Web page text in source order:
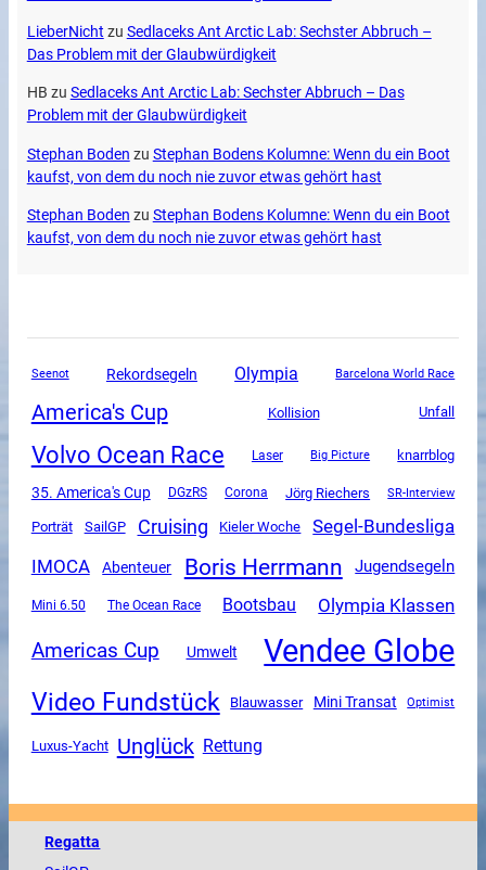
LieberNicht zu Sedlaceks Ant Arctic Lab: Sechster Abbruch –
Das Problem mit der Glaubwürdigkeit
HB zu Sedlaceks Ant Arctic Lab: Sechster Abbruch – Das
Problem mit der Glaubwürdigkeit
Stephan Boden zu Stephan Bodens Kolumne: Wenn du ein Boot
kaufst, von dem du noch nie zuvor etwas gehört hast
Stephan Boden zu Stephan Bodens Kolumne: Wenn du ein Boot
kaufst, von dem du noch nie zuvor etwas gehört hast
Seenot Rekordsegeln Olympia Barcelona World Race
America's Cup Kollision Unfall
Volvo Ocean Race Laser Big Picture knarrblog
35. America's Cup DGzRS Corona Jörg Riechers SR-Interview
Porträt SailGP Cruising Kieler Woche Segel-Bundesliga
IMOCA Abenteuer Boris Herrmann Jugendsegeln
Mini 6.50 The Ocean Race Bootsbau Olympia Klassen
Americas Cup Umwelt Vendee Globe
Video Fundstück Blauwasser Mini Transat Optimist
Luxus-Yacht Unglück Rettung
Regatta